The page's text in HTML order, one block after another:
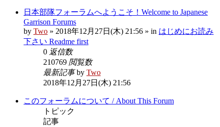
日本部隊フォーラムへようこそ！Welcome to Japanese
Garrison Forums
by Two » 2018年12月27日(木) 21:56 » in はじめにお読み
下さい Readme first
0 返信数
210769 閲覧数
最新記事by Two
2018年12月27日(木) 21:56
このフォーラムについて / About This Forum
トピック
記事